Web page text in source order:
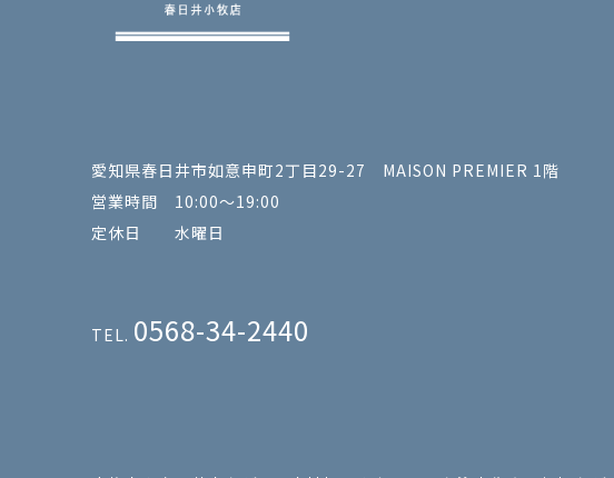
愛知県春日井市如意申町2丁目29-27 MAISON PREMIER 1階
営業時間 10:00～19:00
定休日 水曜日
TEL. 0568-34-2440